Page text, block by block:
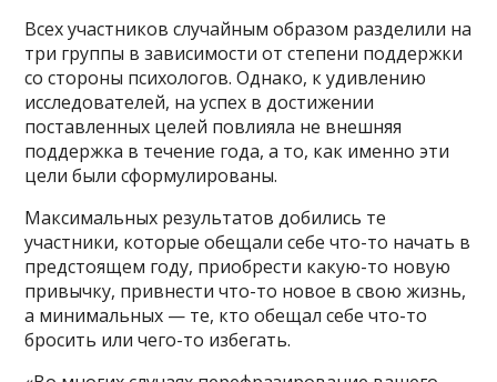
Всех участников случайным образом разделили на
три группы в зависимости от степени поддержки
со стороны психологов. Однако, к удивлению
исследователей, на успех в достижении
поставленных целей повлияла не внешняя
поддержка в течение года, а то, как именно эти
цели были сформулированы.
Максимальных результатов добились те
участники, которые обещали себе что-то начать в
предстоящем году, приобрести какую-то новую
привычку, привнести что-то новое в свою жизнь,
а минимальных — те, кто обещал себе что-то
бросить или чего-то избегать.